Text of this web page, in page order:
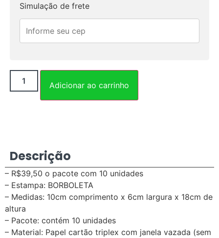
Simulação de frete
Adicionar ao carrinho
Descrição
– R$39,50 o pacote com 10 unidades
– Estampa: BORBOLETA
– Medidas: 10cm comprimento x 6cm largura x 18cm de
altura
– Pacote: contém 10 unidades
– Material: Papel cartão triplex com janela vazada (sem